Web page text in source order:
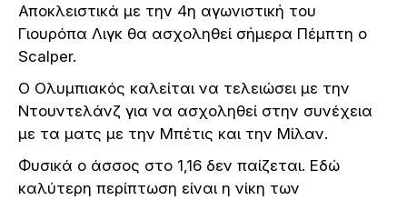
Αποκλειστικά με την 4η αγωνιστική του
Γιουρόπα Λιγκ θα ασχοληθεί σήμερα Πέμπτη ο
Scalper.
Ο Ολυμπιακός καλείται να τελειώσει με την
Ντουντελάνζ για να ασχοληθεί στην συνέχεια
με τα ματς με την Μπέτις και την Μίλαν.
Φυσικά ο άσσος στο 1,16 δεν παίζεται. Εδώ
καλύτερη περίπτωση είναι η νίκη των